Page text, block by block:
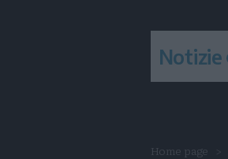
Notizie
Home page